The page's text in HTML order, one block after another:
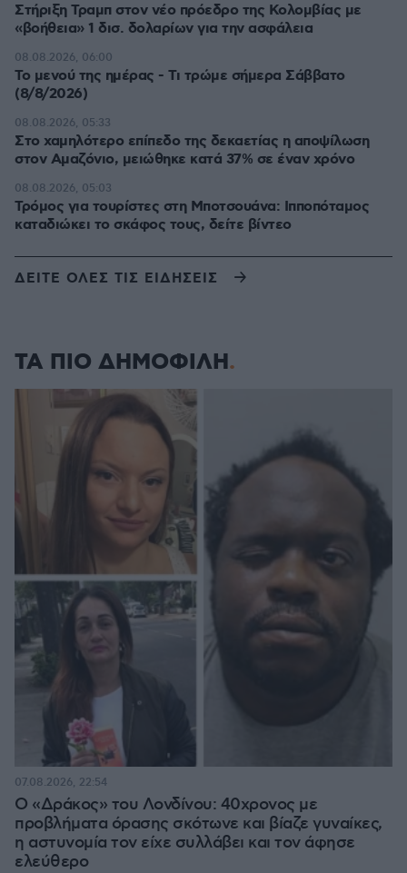
Στήριξη Τραμπ στον νέο πρόεδρο της Κολομβίας με
«βοήθεια» 1 δισ. δολαρίων για την ασφάλεια
Το μενού της ημέρας - Τι τρώμε σήμερα Σάββατο
(8/8/2026)
08.08.2026, 06:00
Στο χαμηλότερο επίπεδο της δεκαετίας η αποψίλωση
στον Αμαζόνιο, μειώθηκε κατά 37% σε έναν χρόνο
08.08.2026, 05:33
Τρόμος για τουρίστες στη Μποτσουάνα: Ιπποπόταμος
καταδιώκει το σκάφος τους, δείτε βίντεο
08.08.2026, 05:03
ΔΕΙΤΕ ΟΛΕΣ ΤΙΣ ΕΙΔΗΣΕΙΣ
ΤΑ ΠΙΟ ΔΗΜΟΦΙΛΗ
Ο «Δράκος» του Λονδίνου: 40χρονος με
προβλήματα όρασης σκότωνε και βίαζε γυναίκες,
η αστυνομία τον είχε συλλάβει και τον άφησε
ελεύθερο
07.08.2026, 22:54